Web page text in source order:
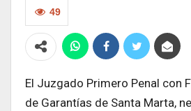
49
El Juzgado Primero Penal con
de Garantías de Santa Marta,